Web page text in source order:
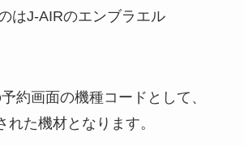
はJ-AIRのエンブラエル
約画面の機種コードとして、
れた機材となります。